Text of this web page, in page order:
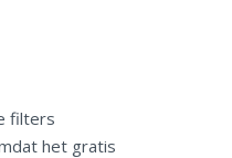
filters
het gratis